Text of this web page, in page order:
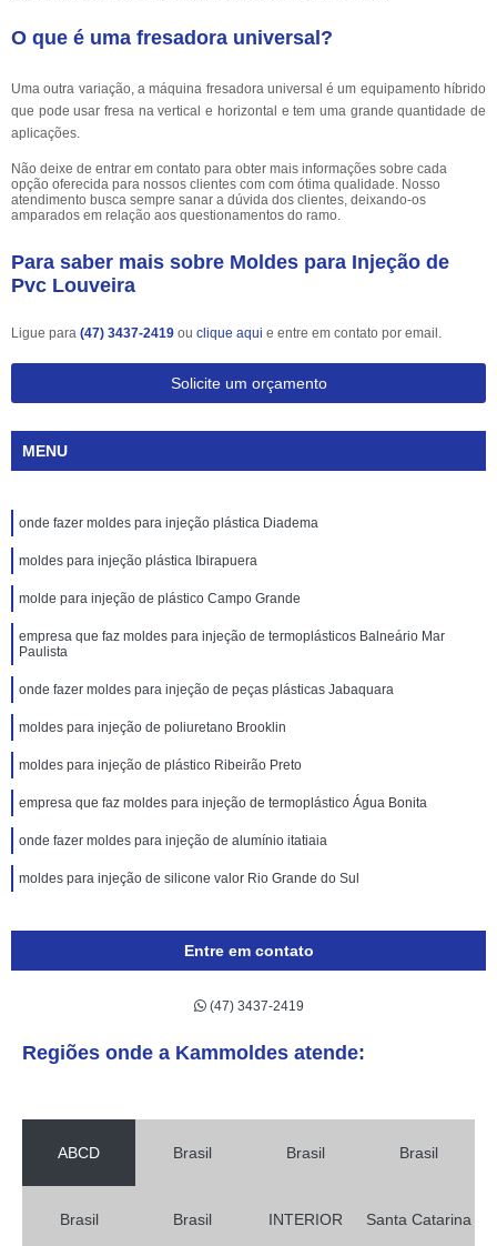
O que é uma fresadora universal?
Uma outra variação, a máquina fresadora universal é um equipamento híbrido
que pode usar fresa na vertical e horizontal e tem uma grande quantidade de
aplicações.
Não deixe de entrar em contato para obter mais informações sobre cada
opção oferecida para nossos clientes com com ótima qualidade. Nosso
atendimento busca sempre sanar a dúvida dos clientes, deixando-os
amparados em relação aos questionamentos do ramo.
Para saber mais sobre Moldes para Injeção de
Pvc Louveira
Ligue para (47) 3437-2419 ou clique aqui e entre em contato por email.
Solicite um orçamento
MENU
onde fazer moldes para injeção plástica Diadema
moldes para injeção plástica Ibirapuera
molde para injeção de plástico Campo Grande
empresa que faz moldes para injeção de termoplásticos Balneário Mar
Paulista
onde fazer moldes para injeção de peças plásticas Jabaquara
moldes para injeção de poliuretano Brooklin
moldes para injeção de plástico Ribeirão Preto
empresa que faz moldes para injeção de termoplástico Água Bonita
onde fazer moldes para injeção de alumínio itatiaia
moldes para injeção de silicone valor Rio Grande do Sul
Entre em contato
(47) 3437-2419
Regiões onde a Kammoldes atende:
ABCD Brasil Brasil Brasil
Brasil Brasil INTERIOR Santa Catarina